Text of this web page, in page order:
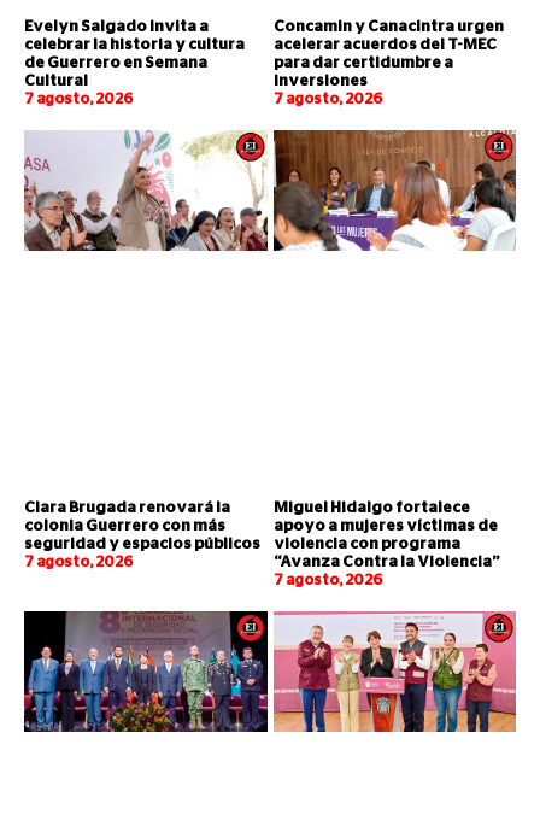
Evelyn Salgado invita a
celebrar la historia y cultura
de Guerrero en Semana
Cultural
7 agosto, 2026
Concamin y Canacintra urgen
acelerar acuerdos del T-MEC
para dar certidumbre a
inversiones
7 agosto, 2026
Clara Brugada renovará la
colonia Guerrero con más
seguridad y espacios públicos
7 agosto, 2026
Miguel Hidalgo fortalece
apoyo a mujeres víctimas de
violencia con programa
“Avanza Contra la Violencia”
7 agosto, 2026